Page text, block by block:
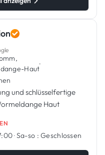
Haut
·
und schlüsselfertige
Haut
·Sa-so : Geschlossen